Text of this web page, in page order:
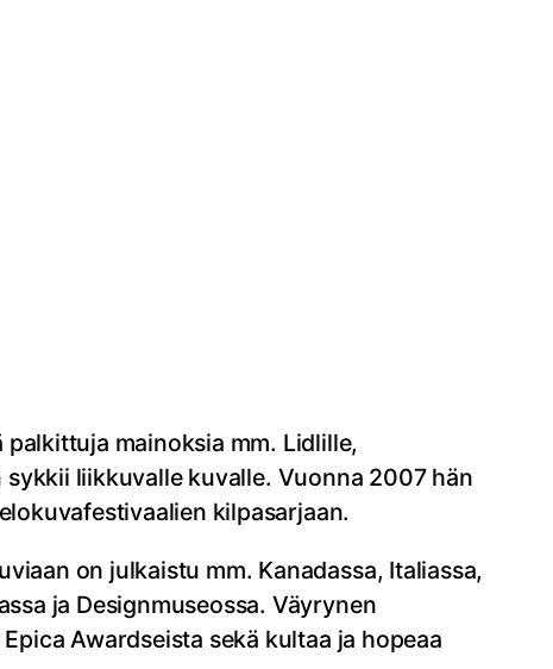
mainoksia mm. Lidlille,
liikkuvalle kuvalle. Vuonna 2007 hän
kilpasarjaan.
on julkaistu mm. Kanadassa, Italiassa,
ja Designmuseossa. Väyrynen
Awardseista sekä kultaa ja hopeaa